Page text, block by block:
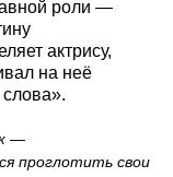
роли —
актрису,
на неё
слова».
—
проглотить свои